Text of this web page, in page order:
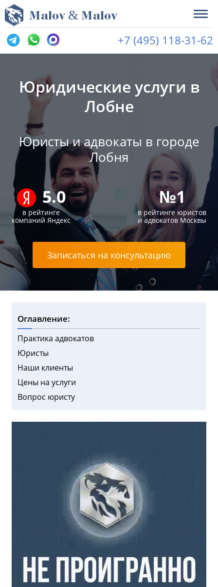
Malov & Malov
+7 (495) 118-31-62
Юридические услуги в
Лобне
Юристы и адвокаты в городе
Лобня
5.0
в рейтинге
компаний Яндекс
№1
в рейтинге юристов
и адвокатов Москвы
Записаться на консультацию
Оглавление:
Практика адвокатов
Юристы
Наши клиенты
Цены на услуги
Вопрос юристу